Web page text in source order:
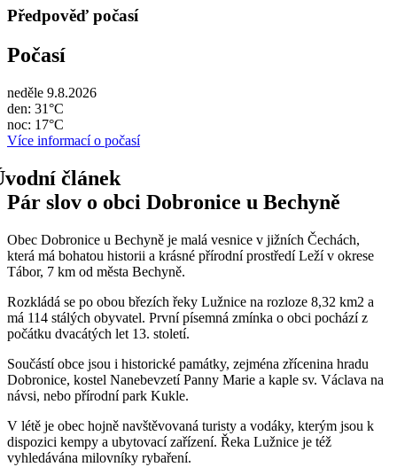
Předpověď počasí
Počasí
neděle 9.8.2026
den: 31°C
noc: 17°C
Více informací o počasí
Pár slov o obci Dobronice u Bechyně
Obec Dobronice u Bechyně je malá vesnice v jižních Čechách,
která má bohatou historii a krásné přírodní prostředí Leží v okrese
Tábor, 7 km od města Bechyně.
Rozkládá se po obou březích řeky Lužnice na rozloze 8,32 km2 a
má 114 stálých obyvatel. První písemná zmínka o obci pochází z
počátku dvacátých let 13. století.
Součástí obce jsou i historické památky, zejména zřícenina hradu
Dobronice, kostel Nanebevzetí Panny Marie a kaple sv. Václava na
návsi, nebo přírodní park Kukle.
V létě je obec hojně navštěvovaná turisty a vodáky, kterým jsou k
dispozici kempy a ubytovací zařízení. Řeka Lužnice je též
vyhledávána milovníky rybaření.